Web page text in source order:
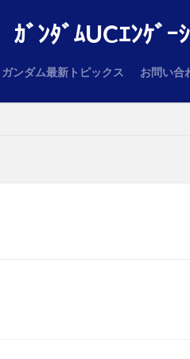
ｶﾞﾝﾀﾞﾑUCｴﾝｹﾞ
ガンダム最新トピックス お問い合